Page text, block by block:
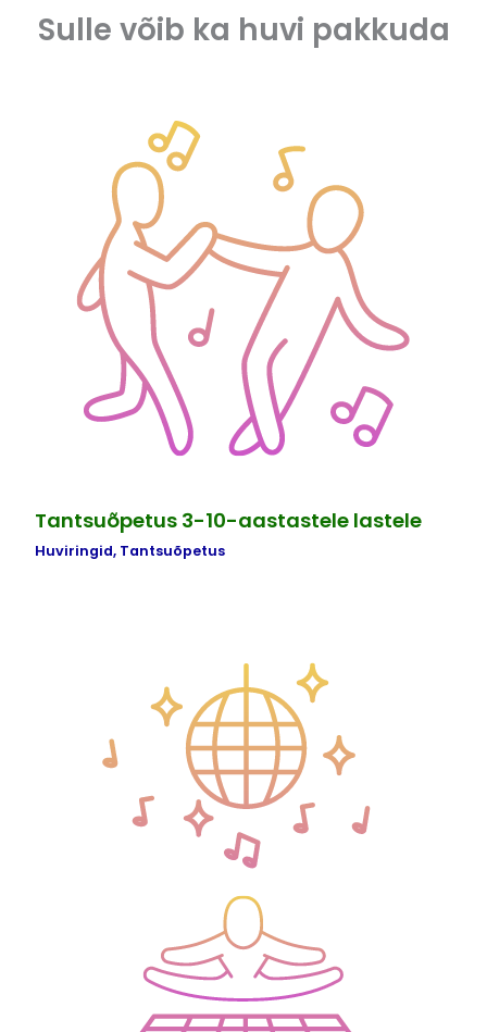
Sulle võib ka huvi pakkuda
Tantsuõpetus 3-10-aastastele lastele
Huviringid, Tantsuõpetus